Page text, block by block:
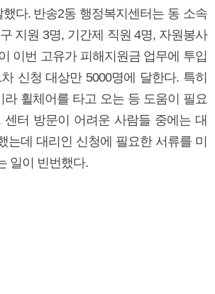
했다. 반송2동 행정복지센터는 동 소속
지원 3명, 기간제 직원 4명, 자원봉사
이번 고유가 피해지원금 업무에 투입
신청 대상만 5000명에 달한다. 특히
라 휠체어를 타고 오는 등 도움이 필요
센터 방문이 어려운 사람들 중에는 대
는데 대리인 신청에 필요한 서류를 미
일이 빈번했다.